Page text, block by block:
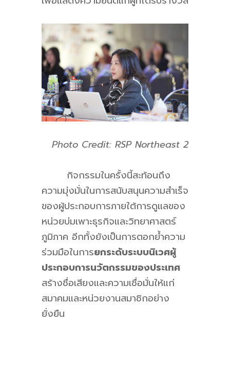
Photo Credit: RSP Northeast 2
กิจกรรมในครั้งนี้สะท้อนถึง
ความมุ่งมั่นในการสนับสนุนความสำเร็จ
ของผู้ประกอบการภายใต้การดูแลของ
หน่วยบ่มเพาะธุรกิจและวิทยาศาสตร์
ภูมิภาค อีกทั้งยังเป็นการตอกย้ำความ
ร่วมมือในการยกระดับระบบนิเวศผู้
ประกอบการนวัตกรรมของประเทศ
สร้างชื่อเสียงและความเชื่อมั่นให้แก่
สมาคมและหน่วยงานสมาชิกอย่าง
ยั่งยืน